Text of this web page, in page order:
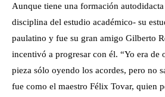
Aunque tiene una formación
disciplina del estudio académico- su
paulatino y fue su gran amigo Gilberto
incentivó a progresar con él. “Yo era de
pieza sólo oyendo los acordes, pero no
fue como el maestro Félix Tovar, quien